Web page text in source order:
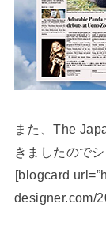
また、The
きましたので
[blogcard
designer.com/